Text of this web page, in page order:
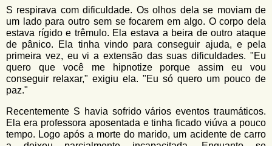
S respirava com dificuldade. Os olhos dela se moviam de
um lado para outro sem se focarem em algo. O corpo dela
estava rígido e trêmulo. Ela estava a beira de outro ataque
de pânico. Ela tinha vindo para conseguir ajuda, e pela
primeira vez, eu vi a extensão das suas dificuldades. "Eu
quero que você me hipnotize porque assim eu vou
conseguir relaxar," exigiu ela. "Eu só quero um pouco de
paz."
Recentemente S havia sofrido vários eventos traumáticos.
Ela era professora aposentada e tinha ficado viúva a pouco
tempo. Logo após a morte do marido, um acidente de carro